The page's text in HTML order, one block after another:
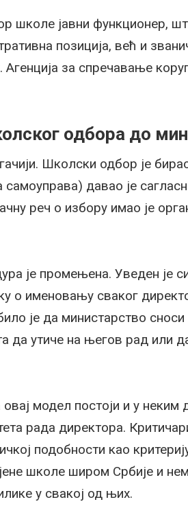
школе јавни функционер,
позиција, већ и
за спречавање
одбора до
Школски одбор је
давао је
реч о избору имао је
је промењена. Уведен је
о именовању сваког
је да министарство
да утиче на његов рад или
модел постоји и у
рада директора.
подобности као
школе широм Србије и
у свакој од њих.